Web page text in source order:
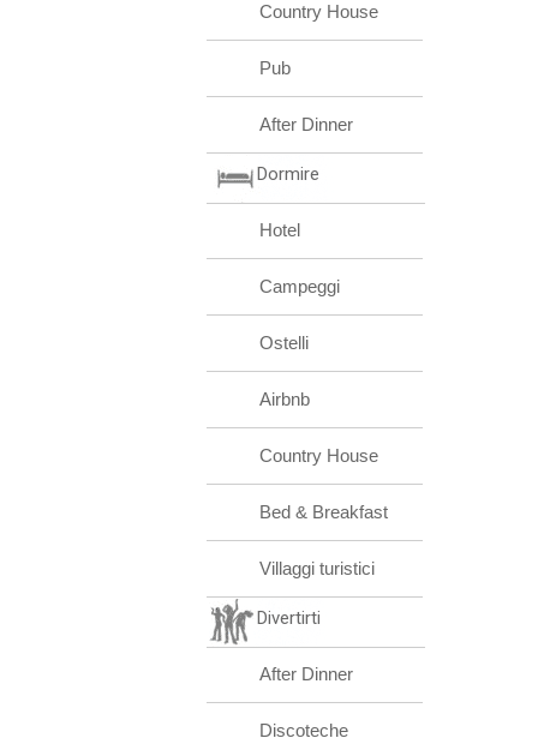
Country House
Pub
After Dinner
Dormire
Hotel
Campeggi
Ostelli
Airbnb
Country House
Bed & Breakfast
Villaggi turistici
Divertirti
After Dinner
Discoteche